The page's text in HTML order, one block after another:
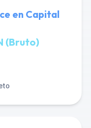
en Capital
(Bruto)